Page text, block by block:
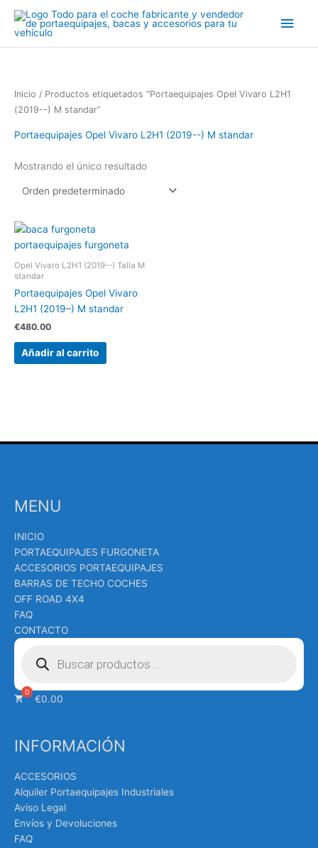
contenido
Inicio / Productos etiquetados “Portaequipajes Opel Vivaro L2H1
(2019--) M standar”
Portaequipajes Opel Vivaro L2H1 (2019--) M standar
Mostrando el único resultado
Opel Vivaro L2H1 (2019--) Talla M
standar
Portaequipajes Opel Vivaro
L2H1 (2019–) M standar
€480.00
Añadir al carrito
MENU
INICIO
PORTAEQUIPAJES FURGONETA
ACCESORIOS PORTAEQUIPAJES
BARRAS DE TECHO COCHES
OFF ROAD 4X4
FAQ
CONTACTO
Búsqueda
productos
€0.00
INFORMACIÓN
ACCESORIOS
Alquiler Portaequipajes Industriales
Aviso Legal
Envíos y Devoluciones
FAQ